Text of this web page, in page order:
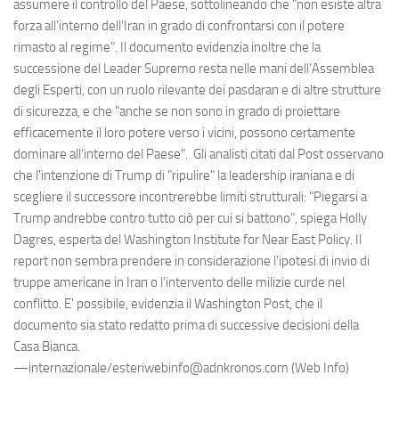
assumere il controllo del Paese, sottolineando che "non esiste altra
forza all’interno dell’Iran in grado di confrontarsi con il potere
rimasto al regime". Il documento evidenzia inoltre che la
successione del Leader Supremo resta nelle mani dell’Assemblea
degli Esperti, con un ruolo rilevante dei pasdaran e di altre strutture
di sicurezza, e che "anche se non sono in grado di proiettare
efficacemente il loro potere verso i vicini, possono certamente
dominare all’interno del Paese". Gli analisti citati dal Post osservano
che l'intenzione di Trump di "ripulire" la leadership iraniana e di
scegliere il successore incontrerebbe limiti strutturali: "Piegarsi a
Trump andrebbe contro tutto ciò per cui si battono", spiega Holly
Dagres, esperta del Washington Institute for Near East Policy. Il
report non sembra prendere in considerazione l'ipotesi di invio di
truppe americane in Iran o l'intervento delle milizie curde nel
conflitto. E' possibile, evidenzia il Washington Post, che il
documento sia stato redatto prima di successive decisioni della
Casa Bianca.
—internazionale/esteriwebinfo@adnkronos.com (Web Info)